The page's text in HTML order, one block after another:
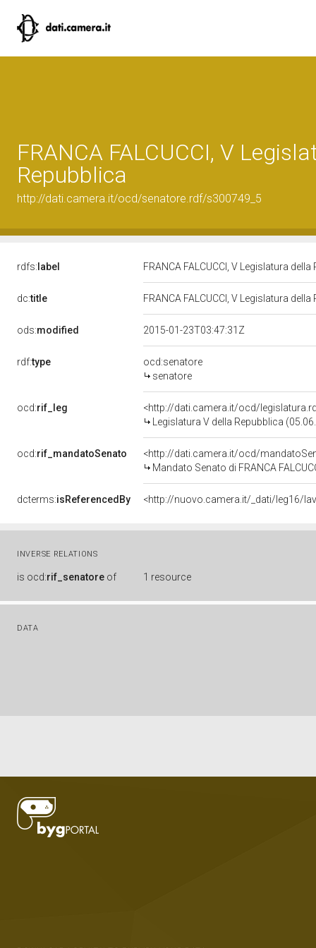
FRANCA FALCUCCI, V
Repubblica
http://dati.camera.it/ocd/senatore.rdf/s300749_5
rdfs: label FRANCA FALCUCCI, V Legislatura
dc:title FRANCA FALCUCCI, V Legislatura
ods:modified 2015-01-23T03:47:31Z
rdf:type
ocd:senatore
senatore
ocd:rif_leg
<http://dati.camera.it/ocd/
Legislatura V della Repubblica
ocd:rif_mandatoSenato
<http://dati.camera.it/ocd/
Mandato Senato di FRANCA
dcterms:isReferencedBy
INVERSE RELATIONS
is ocd:rif_senatore of 1 resource
DATA